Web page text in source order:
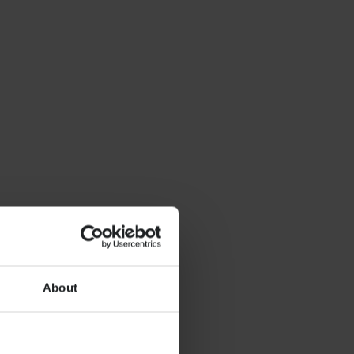
About